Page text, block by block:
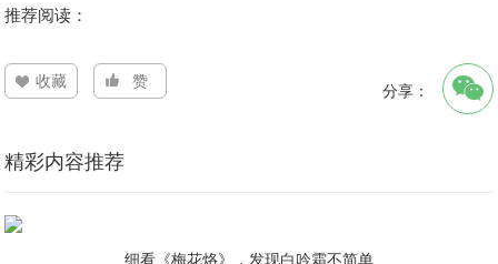
推荐阅读：
收藏 赞 分享：
精彩内容推荐
细看《梅花烙》，发现白吟霜不简单